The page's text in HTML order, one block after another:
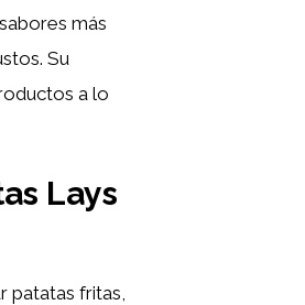
más
Su
a lo
Lays
patatas fritas,